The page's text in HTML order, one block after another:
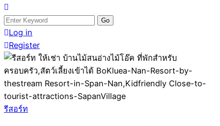
Search
for:Log in
Register
รีสอร์ท